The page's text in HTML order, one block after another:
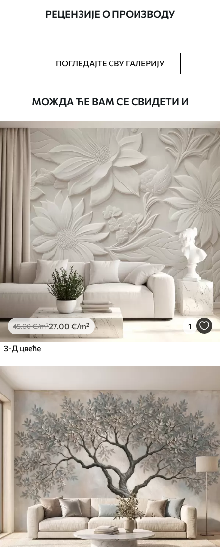
Тапета се може нежно очистити меким
сунђером. Позадине са завршном
водом.
Доступни материјали
Standard
.0027 .00€/m²
Premium
56 34.00€/m²
Premium Vinil
.00€/m²
Peel and Stick
81.6749.00€/m²
РЕЦЕНЗИЈЕ О ПРОИЗВОДУ
ПОГЛЕДАЈТЕ СВУ ГАЛЕРИЈУ
МОЖДА ЋЕ ВАМ СЕ СВИДЕТИ И
45.00€/m²27 .00 €/m² 1
3-Д цвеће